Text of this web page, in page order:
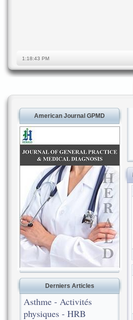
American Journal GPMD
Derniers Articles
Asthme - Activités
physiques - HRB